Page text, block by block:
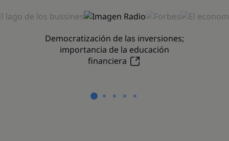
Democratización de las inversiones;
importancia de la educación
financiera